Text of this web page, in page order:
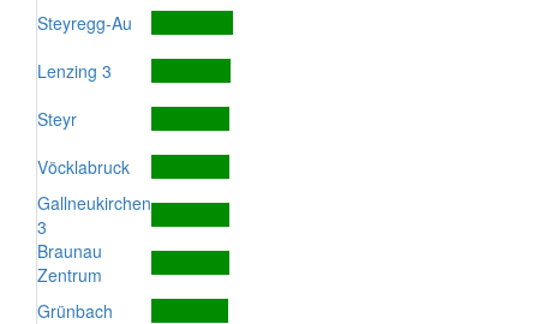
Steyregg-Au
Lenzing 3
Steyr
Vöcklabruck
Gallneukirchen
3
Braunau
Zentrum
Grünbach